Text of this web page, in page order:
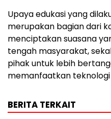
Upaya edukasi yang
merupakan bagian dari
menciptakan suasana
tengah masyarakat,
pihak untuk lebih
memanfaatkan teknologi
BERITA TERKAIT